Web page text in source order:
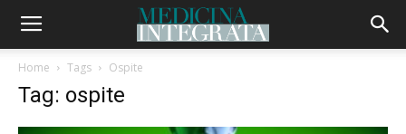
Home Tags Ospite
Tag: ospite